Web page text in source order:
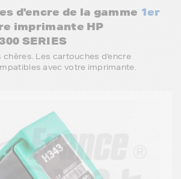
d'encre de la gamme 1er
imprimante HP
SERIES
chères. Les cartouches d'encre
avec votre imprimante.